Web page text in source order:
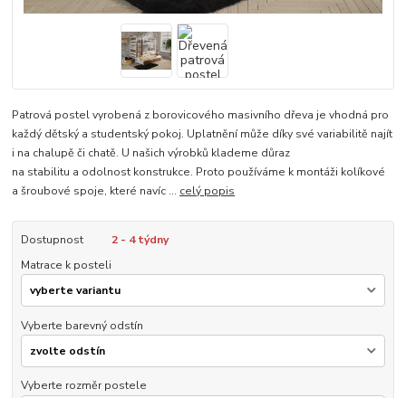
Patrová postel vyrobená z borovicového masivního dřeva je vhodná pro
každý dětský a studentský pokoj. Uplatnění může díky své variabilitě najít
i na chalupě či chatě. U našich výrobků klademe důraz
na stabilitu a odolnost konstrukce. Proto používáme k montáži kolíkové
a šroubové spoje, které navíc ... celý popis
Dostupnost
2 - 4 týdny
Matrace k posteli
Vyberte barevný odstín
Vyberte rozměr postele